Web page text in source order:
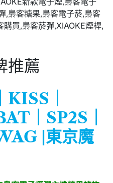
推薦
KISS
SP2S
|東京魔